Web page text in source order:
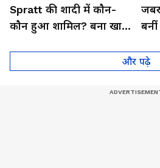
Spratt की शादी में कौन-
कौन हुआ शामिल? बना खास
बनीं
और पढ़े